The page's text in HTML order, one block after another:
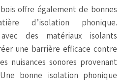
offre également de bonnes
d’isolation phonique.
des matériaux isolants
une barrière efficace contre
nuisances sonores provenant
bonne isolation phonique